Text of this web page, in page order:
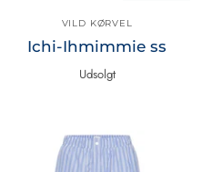
VILD KØRVEL
Ichi-Ihmimmie ss
Udsolgt